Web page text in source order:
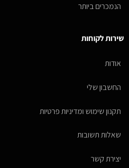
הנמכרים ביותר
שירות לקוחות
אודות
החשבון שלי
תקנון שימוש ומדיניות פרטיות
שאלות תשובות
יצירת קשר